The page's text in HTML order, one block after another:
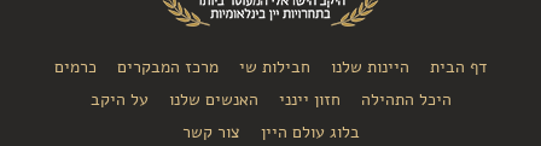
היינות שלנו חבילות שי מרכז המבקרים
כרמים
היכל התהילה
חזון יינני האנשים שלנו
על היקב
בלוג עולם היין
צור קשר